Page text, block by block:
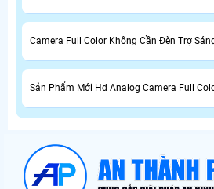
Camera Full Color Không Cần Đèn Trợ
Sản Phẩm Mới Hd Analog Camera Full